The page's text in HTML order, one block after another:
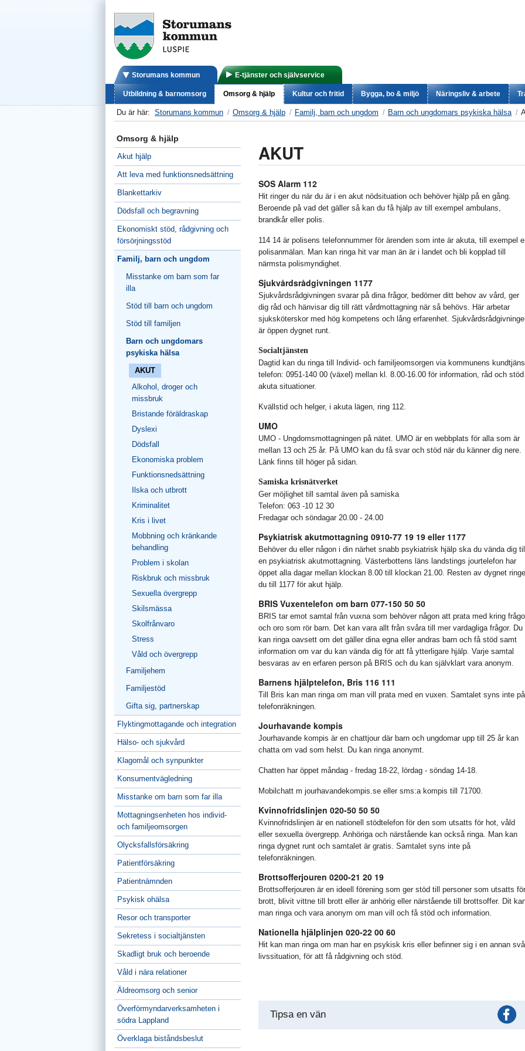
Storumans kommun E-tjänster och självservice
Utbildning & barnomsorg Omsorg & hjälp Kultur och fritid Bygga, bo & miljö Näringsliv & arbete
Du är här: Storumans kommun Omsorg & hjälp Familj, barn och ungdom Barn och ungdomars psykiska hälsa
Omsorg & hjälp
Akut hjälp
Att leva med funktionsnedsättning
Blankettarkiv
Dödsfall och begravning
Ekonomiskt stöd, rådgivning och
försörjningsstöd
Familj, barn och ungdom
Misstanke om barn som far
illa
Stöd till barn och ungdom
Stöd till familjen
Barn och ungdomars
psykiska hälsa
AKUT
Alkohol, droger och
missbruk
Bristande föräldraskap
Dyslexi
Dödsfall
Ekonomiska problem
Funktionsnedsättning
Ilska och utbrott
Kriminalitet
Kris i livet
Mobbning och kränkande
behandling
Problem i skolan
Riskbruk och missbruk
Sexuella övergrepp
Skilsmässa
Skolfrånvaro
Stress
Våld och övergrepp
Familjehem
Familjestöd
Gifta sig, partnerskap
Flyktingmottagande och integration
Hälso- och sjukvård
Klagomål och synpunkter
Konsumentvägledning
Misstanke om barn som far illa
Mottagningsenheten hos individ-
och familjeomsorgen
Olycksfallsförsäkring
Patientförsäkring
Patientnämnden
Psykisk ohälsa
Resor och transporter
Sekretess i socialtjänsten
Skadligt bruk och beroende
Våld i nära relationer
Äldreomsorg och senior
Överförmyndarverksamheten i
södra Lappland
Överklaga biståndsbeslut
AKUT
SOS Alarm 112
Hit ringer du när du är i en akut nödsituation och behöver hjälp på en gång.
Beroende på vad det gäller så kan du få hjälp av till exempel ambulans,
brandkår eller polis.
114 14 är polisens telefonnummer för ärenden som inte är akuta, till exempel
polisanmälan. Man kan ringa hit var man än är i landet och bli kopplad till
närmsta polismyndighet.
Sjukvårdsrådgivningen 1177
Sjukvårdsrådgivningen svarar på dina frågor, bedömer ditt behov av vård, ger
dig råd och hänvisar dig till rätt vårdmottagning när så behövs. Här arbetar
sjuksköterskor med hög kompetens och lång erfarenhet.
är öppen dygnet runt.
Socialtjänsten
Dagtid kan du ringa till Individ- och familjeomsorgen via kommunens
telefon: 0951-140 00 (växel) mellan kl. 8.00-16.00 för information, råd och stöd
akuta situationer.
Kvällstid och helger, i akuta lägen, ring 112.
UMO
UMO - Ungdomsmottagningen på nätet. UMO är en webbplats för alla som är
mellan 13 och 25 år. På UMO kan du få svar och stöd när du känner dig nere.
Länk finns till höger på sidan.
Samiska krisnätverket
Ger möjlighet till samtal även på samiska
Telefon: 063 -10 12 30
Fredagar och söndagar 20.00 - 24.00
Psykiatrisk akutmottagning 0910-77 19 19 eller 1177
Behöver du eller någon i din närhet snabb psykiatrisk hjälp ska du vända dig
en psykiatrisk akutmottagning. Västerbottens läns landstings jourtelefon har
öppet alla dagar mellan klockan 8.00 till klockan 21.00. Resten av dygnet
du till 1177 för akut hjälp.
BRIS Vuxentelefon om barn 077-150 50 50
BRIS tar emot samtal från vuxna som behöver någon att prata med kring
och oro som rör barn. Det kan vara allt från svåra till mer vardagliga frågor. Du
kan ringa oavsett om det gäller dina egna eller andras barn och få stöd samt
information om var du kan vända dig för att få ytterligare hjälp. Varje samtal
besvaras av en erfaren person på BRIS och du kan självklart vara anonym.
Barnens hjälptelefon, Bris 116 111
Till Bris kan man ringa om man vill prata med en vuxen. Samtalet syns inte på
telefonräkningen.
Jourhavande kompis
Jourhavande kompis är en chattjour där barn och ungdomar upp till 25 år kan
chatta om vad som helst. Du kan ringa anonymt.
Chatten har öppet måndag - fredag 18-22, lördag - söndag 14-18.
Mobilchatt m jourhavandekompis.se eller sms:a kompis till 71700.
Kvinnofridslinjen 020-50 50 50
Kvinnofridslinjen är en nationell stödtelefon för den som utsatts för hot, våld
eller sexuella övergrepp. Anhöriga och närstående kan också ringa. Man kan
ringa dygnet runt och samtalet är gratis. Samtalet syns inte på
telefonräkningen.
Brottsofferjouren 0200-21 20 19
Brottsofferjouren är en ideell förening som ger stöd till personer som utsatts för
brott, blivit vittne till brott eller är anhörig eller närstående till brottsoffer. Dit
man ringa och vara anonym om man vill och få stöd och information.
Nationella hjälplinjen 020-22 00 60
Hit kan man ringa om man har en psykisk kris eller befinner sig i en annan
livssituation, för att få rådgivning och stöd.
Tipsa en vän